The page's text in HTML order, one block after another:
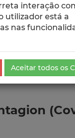
UNIDADES
interação
utilizador está a
nas
Aceitar todos os